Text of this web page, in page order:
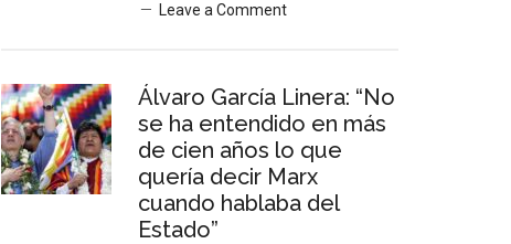
Leave a Comment
Álvaro García Linera: “No
se ha entendido en más
de cien años lo que
quería decir Marx
cuando hablaba del
Estado”